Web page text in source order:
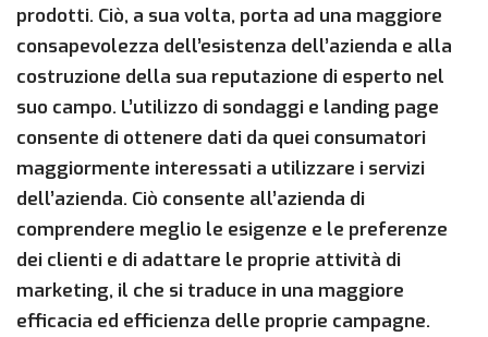
prodotti. Ciò, a sua volta, porta ad una maggiore
consapevolezza dell’esistenza dell’azienda e alla
costruzione della sua reputazione di esperto nel
suo campo. L’utilizzo di sondaggi e landing page
consente di ottenere dati da quei consumatori
maggiormente interessati a utilizzare i servizi
dell’azienda. Ciò consente all’azienda di
comprendere meglio le esigenze e le preferenze
dei clienti e di adattare le proprie attività di
marketing, il che si traduce in una maggiore
efficacia ed efficienza delle proprie campagne.